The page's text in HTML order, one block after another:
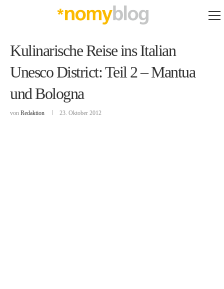
Kulinarische Reise ins Italian
Unesco District: Teil 2 – Mantua
und Bologna
von Redaktion 23. Oktober 2012